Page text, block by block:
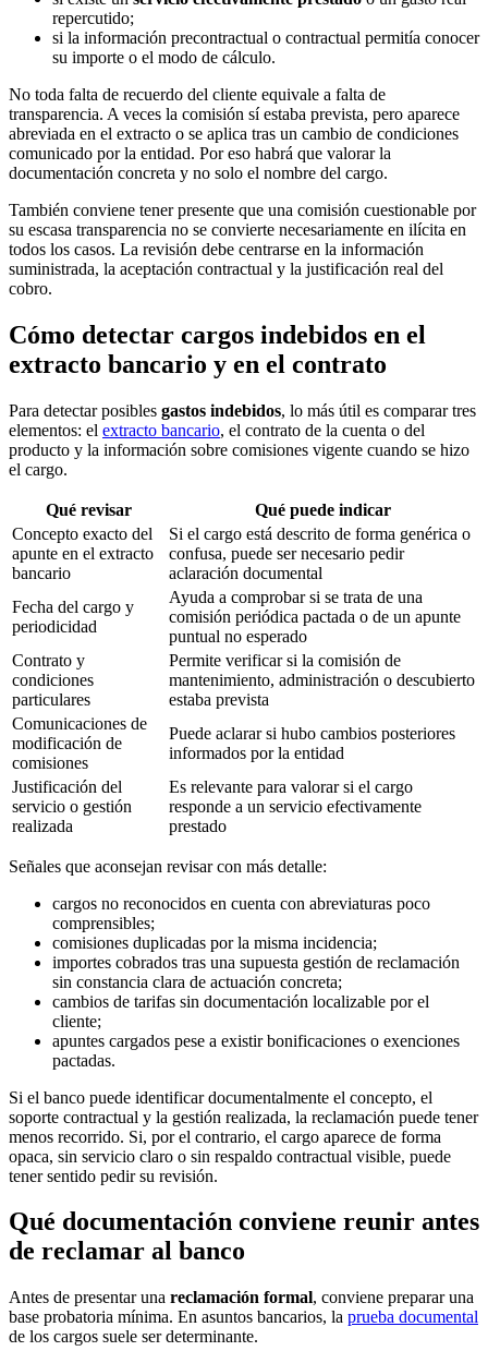
repercutido;
si la información precontractual o contractual permitía conocer
su importe o el modo de cálculo.
No toda falta de recuerdo del cliente equivale a falta de
transparencia. A veces la comisión sí estaba prevista, pero aparece
abreviada en el extracto o se aplica tras un cambio de condiciones
comunicado por la entidad. Por eso habrá que valorar la
documentación concreta y no solo el nombre del cargo.
También conviene tener presente que una comisión cuestionable por
su escasa transparencia no se convierte necesariamente en ilícita en
todos los casos. La revisión debe centrarse en la información
suministrada, la aceptación contractual y la justificación real del
cobro.
Cómo detectar cargos indebidos en el
extracto bancario y en el contrato
Para detectar posibles gastos indebidos, lo más útil es comparar tres
elementos: el extracto bancario, el contrato de la cuenta o del
producto y la información sobre comisiones vigente cuando se hizo
el cargo.
Qué revisar
Qué puede indicar
Concepto exacto del
apunte en el extracto
bancario
Si el cargo está descrito de forma genérica o
confusa, puede ser necesario pedir
aclaración documental
Fecha del cargo y
periodicidad
Ayuda a comprobar si se trata de una
comisión periódica pactada o de un apunte
puntual no esperado
Contrato y
condiciones
particulares
Permite verificar si la comisión de
mantenimiento, administración o descubierto
estaba prevista
Comunicaciones de
modificación de
comisiones
Puede aclarar si hubo cambios posteriores
informados por la entidad
Justificación del
servicio o gestión
realizada
Es relevante para valorar si el cargo
responde a un servicio efectivamente
prestado
Señales que aconsejan revisar con más detalle:
cargos no reconocidos en cuenta con abreviaturas poco
comprensibles;
comisiones duplicadas por la misma incidencia;
importes cobrados tras una supuesta gestión de reclamación
sin constancia clara de actuación concreta;
cambios de tarifas sin documentación localizable por el
cliente;
apuntes cargados pese a existir bonificaciones o exenciones
pactadas.
Si el banco puede identificar documentalmente el concepto, el
soporte contractual y la gestión realizada, la reclamación puede tener
menos recorrido. Si, por el contrario, el cargo aparece de forma
opaca, sin servicio claro o sin respaldo contractual visible, puede
tener sentido pedir su revisión.
Qué documentación conviene reunir antes
de reclamar al banco
Antes de presentar una reclamación formal, conviene preparar una
base probatoria mínima. En asuntos bancarios, la prueba documental
de los cargos suele ser determinante.